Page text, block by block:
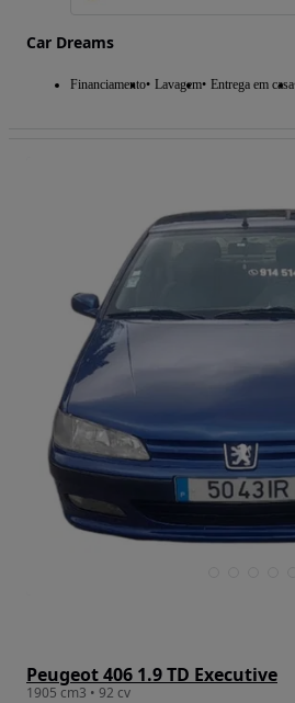
Car Dreams
Financiamento Lavagem Entrega em casa
Peugeot 406 1.9 TD Executive
1905 cm3 • 92 cv